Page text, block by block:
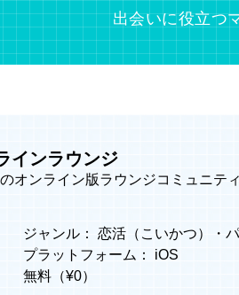
出会いに役立つ
インラウンジ
オンライン版ラウンジコミュニティ
ジャンル： 恋活（こいかつ） ・
プラットフォーム：
iOS
無料（¥0）